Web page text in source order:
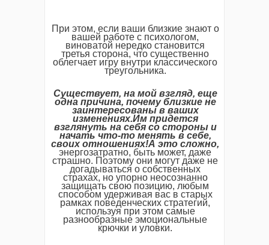
При этом, если ваши близкие знают о
вашей работе с психологом,
виноватой нередко становится
третья сторона, что существенно
облегчает игру внутри классического
треугольника.
Существует, на мой взгляд, еще
одна причина, почему близкие не
заинтересованы в ваших
изменениях.Им придется
взглянуть на себя со стороны и
начать что-то менять в себе,
своих отношениях!А это сложно,
энергозатратно, быть может, даже
страшно. Поэтому они могут даже не
догадываться о собственных
страхах, но упорно неосознанно
защищать свою позицию, любым
способом удерживая вас в старых
рамках поведенческих стратегий,
используя при этом самые
разнообразные эмоциональные
крючки и уловки.